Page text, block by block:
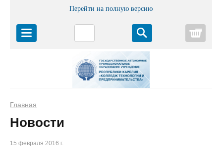
Перейти на полную версию
Главная
Новости
15 февраля 2016 г.